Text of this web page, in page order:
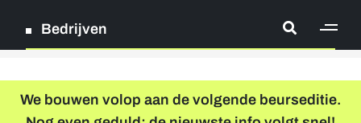
Bedrijven
Log in
We bouwen volop aan de volgende beurseditie.